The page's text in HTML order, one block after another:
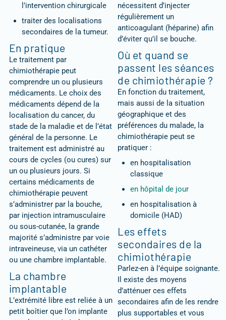
l’intervention chirurgicale
traiter des localisations
secondaires de la tumeur.
En pratique
Le traitement par
chimiothérapie peut
comprendre un ou plusieurs
médicaments. Le choix des
médicaments dépend de la
localisation du cancer, du
stade de la maladie et de l’état
général de la personne. Le
traitement est administré au
cours de cycles (ou cures) sur
un ou plusieurs jours. Si
certains médicaments de
chimiothérapie peuvent
s’administrer par la bouche,
par injection intramusculaire
ou sous-cutanée, la grande
majorité s’administre par voie
intraveineuse, via un cathéter
ou une chambre implantable.
La chambre
implantable
L’extrémité libre est reliée à un
petit boîtier que l’on implante
nécessitent d’injecter
régulièrement un
anticoagulant (héparine) afin
d’éviter qu’il se bouche.
Où et quand se
passent les séances
de chimiothérapie ?
En fonction du traitement,
mais aussi de la situation
géographique et des
préférences du malade, la
chimiothérapie peut se
pratiquer :
en hospitalisation
classique
en hôpital de jour
en hospitalisation à
domicile (HAD)
Les effets
secondaires de la
chimiothérapie
Parlez-en à l’équipe soignante.
Il existe des moyens
d’atténuer ces effets
secondaires afin de les rendre
plus supportables et vous